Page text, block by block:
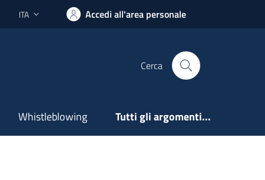
Lingua attiva:
ITA Accedi all'area personale
Cerca
Whistleblowing Tutti gli argomenti...